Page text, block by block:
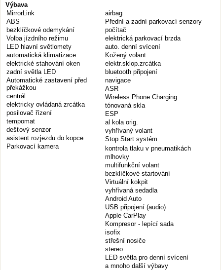
Výbava
MirrorLink
ABS
bezklíčkové odemykání
Volba jízdního režimu
LED hlavní světlomety
automatická klimatizace
elektrické stahování oken
zadní světla LED
Automatické zastavení před
překážkou
centrál
elektricky ovládaná zrcátka
posilovač řízení
tempomat
dešťový senzor
asistent rozjezdu do kopce
Parkovací kamera
airbag
Přední a zadní parkovací senzory
počítač
elektrická parkovací brzda
auto. denní svícení
Kožený volant
elektr.sklop.zrcátka
bluetooth připojení
navigace
ASR
Wireless Phone Charging
tónovaná skla
ESP
al kola orig.
vyhřívaný volant
Stop Start systém
kontrola tlaku v pneumatikách
mlhovky
multifunkční volant
bezklíčkové startování
Virtuální kokpit
vyhřívaná sedadla
Android Auto
USB připojení (audio)
Apple CarPlay
Kompresor - lepící sada
isofix
střešní nosiče
stereo
LED světla pro denní svícení
a mnoho další výbavy